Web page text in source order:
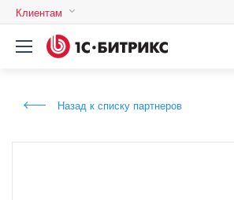
Клиентам
Авторизация
Назад к списку партнеров